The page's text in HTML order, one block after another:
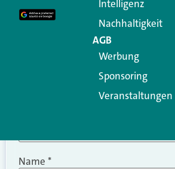
Kommentar
Name *
Intelligenz
Nachhaltigkeit
AGB
Werbung
Sponsoring
Veranstaltungen